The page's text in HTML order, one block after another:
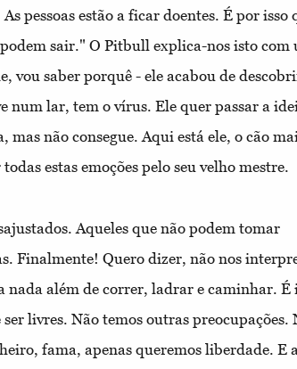
pessoas estão a ficar doentes. É por isso
sair." O Pitbull explica-nos isto com
vou saber porquê - ele acabou de
num lar, tem o vírus. Ele quer passar a
mas não consegue. Aqui está ele, o cão
estas emoções pelo seu velho mestre.
Aqueles que não podem tomar
Finalmente! Quero dizer, não nos
nada além de correr, ladrar e caminhar. É
livres. Não temos outras preocupações.
fama, apenas queremos liberdade. E